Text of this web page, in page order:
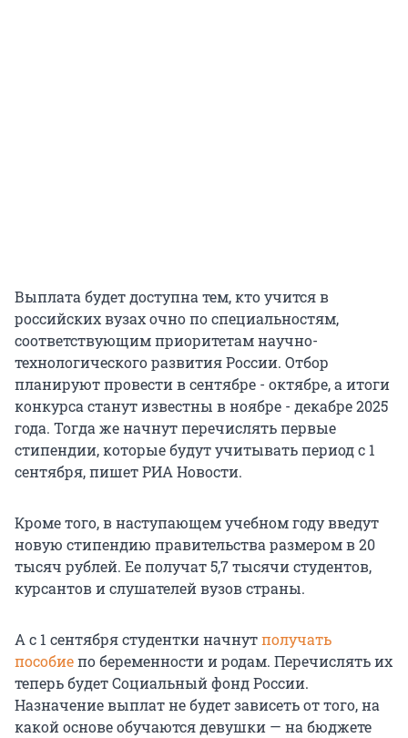
Выплата будет доступна тем, кто учится в
российских вузах очно по специальностям,
соответствующим приоритетам научно-
технологического развития России. Отбор
планируют провести в сентябре - октябре, а итоги
конкурса станут известны в ноябре - декабре 2025
года. Тогда же начнут перечислять первые
стипендии, которые будут учитывать период с 1
сентября, пишет РИА Новости.
Кроме того, в наступающем учебном году введут
новую стипендию правительства размером в 20
тысяч рублей. Ее получат 5,7 тысячи студентов,
курсантов и слушателей вузов страны.
А с 1 сентября студентки начнутполучать
пособиепо беременности и родам. Перечислять их
теперь будет Социальный фонд России.
Назначение выплат не будет зависеть от того, на
какой основе обучаются девушки — на бюджете